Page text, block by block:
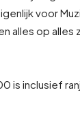
voor
alles op alles
is inclusief